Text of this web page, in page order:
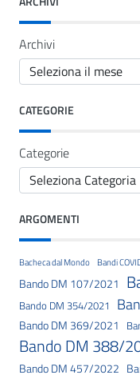
Archivi
CATEGORIE
Categorie
ARGOMENTI
Bacheca dal Mondo Bandi
Bando DM 107/2021
Bando DM 354/2021
Bando DM 369/2021
Bando DM 388/
Bando DM 457/2022